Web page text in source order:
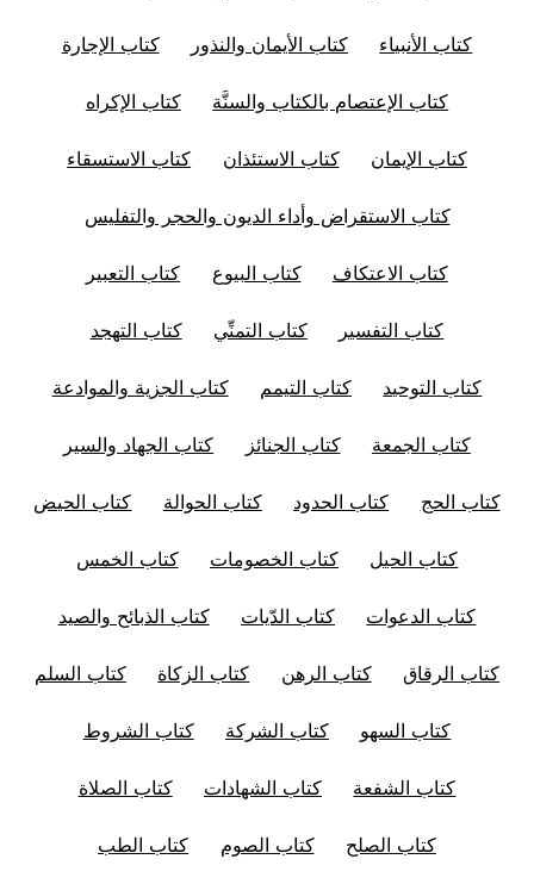
كتاب الأنبياء كتاب الأيمان والنذور كتاب الإجارة
كتاب الإعتصام بالكتاب والسنَّة كتاب الإكراه
كتاب الإيمان كتاب الاستئذان كتاب الاستسقاء
كتاب الاستقراض وأداء الديون والحجر والتفليس
كتاب الاعتكاف كتاب البيوع كتاب التعبير
كتاب التفسير كتاب التمنِّي كتاب التهجد
كتاب التوحيد كتاب التيمم كتاب الجزية والموادعة
كتاب الجمعة كتاب الجنائز كتاب الجهاد والسير
كتاب الحج كتاب الحدود كتاب الحوالة كتاب الحيض
كتاب الحيل كتاب الخصومات كتاب الخمس
كتاب الدعوات كتاب الدّيات كتاب الذبائح والصيد
كتاب الرقاق كتاب الرهن كتاب الزكاة كتاب السلم
كتاب السهو كتاب الشركة كتاب الشروط
كتاب الشفعة كتاب الشهادات كتاب الصلاة
كتاب الصلح كتاب الصوم كتاب الطب